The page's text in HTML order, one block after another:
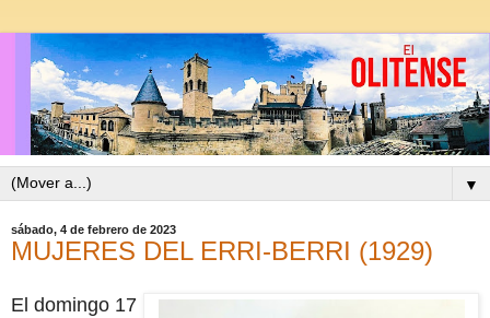
▼
sábado, 4 de febrero de 2023
MUJERES DEL ERRI-BERRI (1929)
El domingo 17